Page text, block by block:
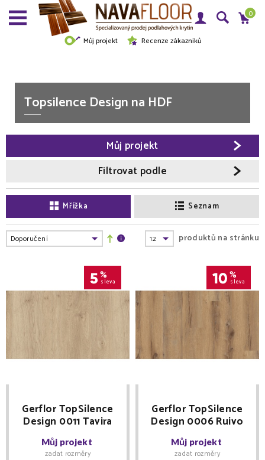
Můj projekt Recenze zákazníků
0
Topsilence Design na HDF
Filtrovat podle
Můj projekt
Mřížka Seznam
produktů na stránku
5 %
sleva
Gerflor TopSilence
Design 0011 Tavira
Clear DOPRODEJ
Můj projekt
zadat rozměry
10 %
sleva
Gerflor TopSilence
Design 0006 Ruivo
Brown DOPRODEJ
Můj projekt
zadat rozměry